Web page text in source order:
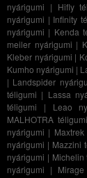
nyárigumi | Hifly
nyárigumi | Infinity
nyárigumi | Kenda
meiler nyárigumi |
Kleber nyárigumi |
Kumho nyárigumi |
| Landspider
téligumi | Lassa
téligumi | Leao
MALHOTRA téligumi
nyárigumi |
nyárigumi | Mazzini
nyárigumi | Michelin
nyárigumi |